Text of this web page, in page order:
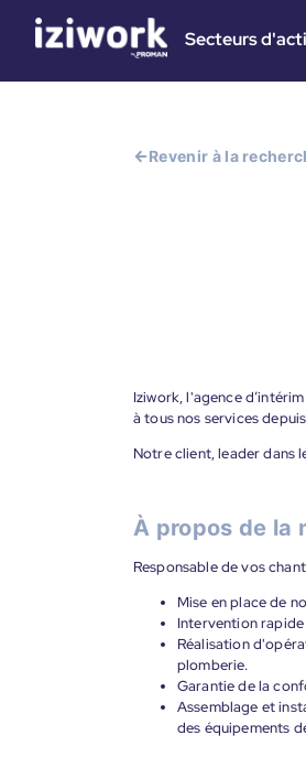
Secteurs
Revenir à la
Iziwork, l'agence
à tous nos services
Notre client, leader dans
À propos de la
Responsable de vos
Mise en place de
Intervention
Réalisation
plomberie.
Garantie de la
Assemblage et
des équipements